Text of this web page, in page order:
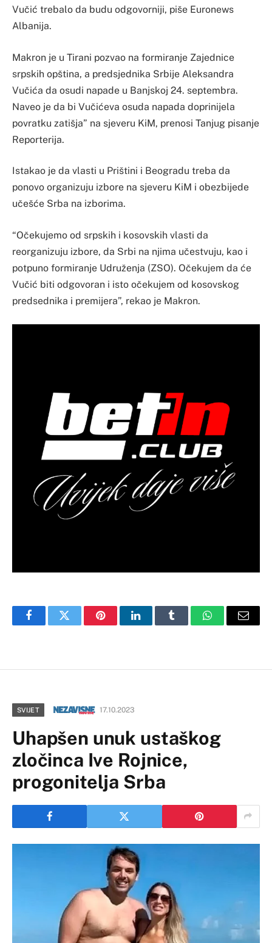
Vučić trebalo da budu odgovorniji, piše Euronews
Albanija.
Makron je u Tirani pozvao na formiranje Zajednice
srpskih opština, a predsjednika Srbije Aleksandra
Vučića da osudi napade u Banjskoj 24. septembra.
Naveo je da bi Vučićeva osuda napada doprinijela
povratku zatišja” na sjeveru KiM, prenosi Tanjug pisanje
Reporterija.
Istakao je da vlasti u Prištini i Beogradu treba da
ponovo organizuju izbore na sjeveru KiM i obezbijede
učešće Srba na izborima.
“Očekujemo od srpskih i kosovskih vlasti da
reorganizuju izbore, da Srbi na njima učestvuju, kao i
potpuno formiranje Udruženja (ZSO). Očekujem da će
Vučić biti odgovoran i isto očekujem od kosovskog
predsednika i premijera”, rekao je Makron.
FacebookTwitter PinterestLinkedInTumblr WhatsAppEmail
SVIJET 17.10.2023
Uhapšen unuk ustaškog
zločinca Ive Rojnice,
progonitelja Srba